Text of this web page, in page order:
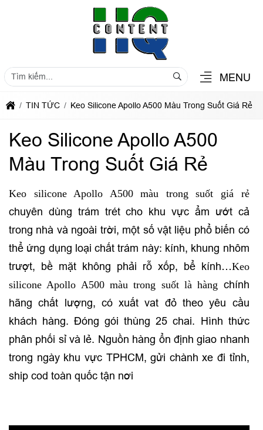
MENU
TIN TỨC Keo Silicone Apollo A500 Màu Trong Suốt Giá Rẻ
Keo Silicone Apollo A500
Màu Trong Suốt Giá Rẻ
Keo silicone Apollo A500 màu trong suốt giá rẻ
chuyên dùng trám trét cho khu vực ẩm ướt cả
trong nhà và ngoài trời, một số vật liệu phổ biến có
thể ứng dụng loại chất trám này: kính, khung nhôm
trượt, bề mặt không phải rỗ xốp, bể kính…Keo
silicone Apollo A500 màu trong suốt là hàng chính
hãng chất lượng, có xuất vat đỏ theo yêu cầu
khách hàng. Đóng gói thùng 25 chai. Hình thức
phân phối sỉ và lẻ. Nguồn hàng ổn định giao nhanh
trong ngày khu vực TPHCM, gửi chành xe đi tỉnh,
ship cod toàn quốc tận nơi